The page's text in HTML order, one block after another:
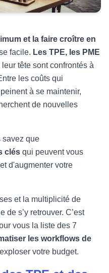
et la faire croître en
facile. Les TPE, les PME
tête sont confrontés à
les coûts qui
à se maintenir,
de nouvelles
savez que
clés qui peuvent vous
d'augmenter votre
et la multiplicité de
de s’y retrouver. C’est
vous la liste des 7
les workflows de
votre budget.